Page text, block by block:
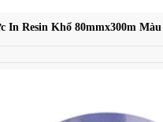
In Resin Khổ 80mmx300m